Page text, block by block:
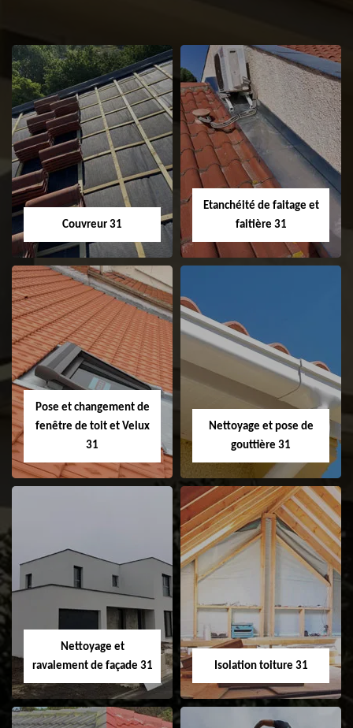
Couvreur 31
Couvreur 31
Etanchéité de faitage et
faitière 31
Etanchéité de
faitage et faitière
31
Pose et changement de
fenêtre de toit et Velux
31
Pose et
changement de
fenêtre de toit et
Velux 31
Nettoyage et pose de
gouttière 31
Nettoyage et pose
Nettoyage et
ravalement de façade 31
Isolation toiture 31